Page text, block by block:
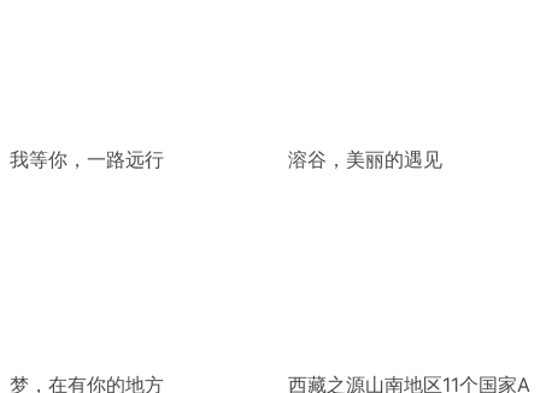
我等你，一路远行 溶谷，美丽的遇见
梦，在有你的地方 西藏之源山南地区11个国家A